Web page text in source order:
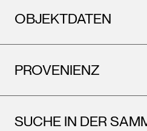
OBJEKTDATEN
PROVENIENZ
SUCHE IN DER